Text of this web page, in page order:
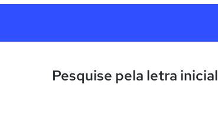
Pesquise pela letra inicial